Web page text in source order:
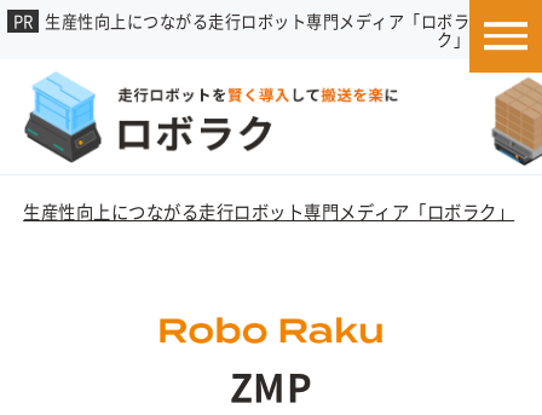
生産性向上につながる走行ロボット専門メディア「ロボラ
ク」
生産性向上につながる走行ロボット専門メディア「ロボラク」
ZMP